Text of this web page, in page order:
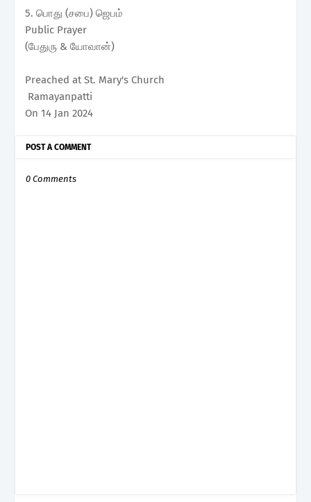
5. பொது (சபை) ஜெபம்
Public Prayer
(பேதுரு & யோவான்)
Preached at St. Mary's Church
Ramayanpatti
On 14 Jan 2024
POST A COMMENT
0 Comments